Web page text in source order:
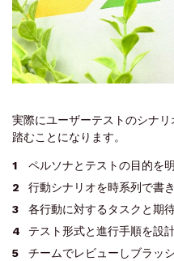
実際にユーザーテストのシナ
踏むことになります。
ペルソナとテストの目的を
行動シナリオを時系列で書
各行動に対するタスクと期
テスト形式と進行手順を設
チームでレビューしブラッ